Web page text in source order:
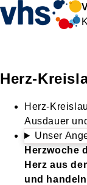
Herz-
Herz-
Ausdauer
Unser
Herzwoche
Herz aus
und handeln